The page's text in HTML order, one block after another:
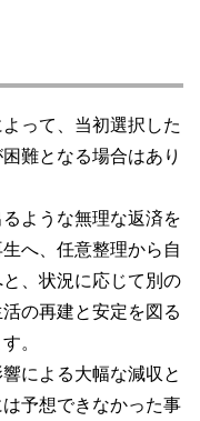
って、当初選択した
難となる場合はあり
ような無理な返済を
へ、任意整理から自
、状況に応じて別の
の再建と安定を図る
。
による大幅な減収と
予想できなかった事